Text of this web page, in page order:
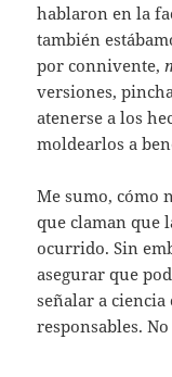
hablaron en la
también
por connivente,
versiones,
atenerse a los
moldearlos a
Me sumo, cómo
que claman que
ocurrido. Sin
asegurar que
señalar a
responsables.